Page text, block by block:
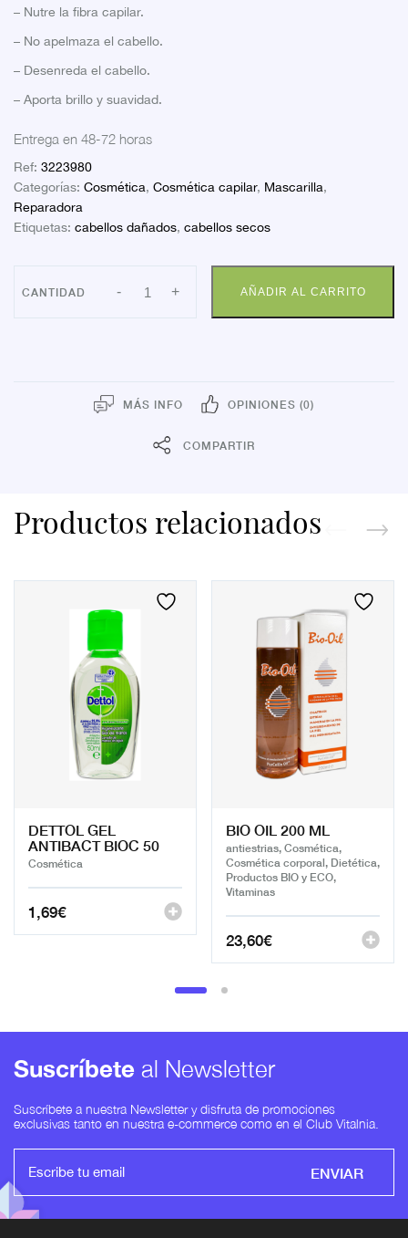
– Nutre la fibra capilar.
– No apelmaza el cabello.
– Desenreda el cabello.
– Aporta brillo y suavidad.
Entrega en 48-72 horas
Ref: 3223980
Categorías: Cosmética, Cosmética capilar, Mascarilla,
Reparadora
Etiquetas: cabellos dañados, cabellos secos
- VICHY
DERCOS
cantidad
+ AÑADIR AL CARRITO
MÁS INFO OPINIONES (0)
COMPARTIR
Productos relacionados
DETTOL GEL
ANTIBACT BIOC 50
Cosmética
1,69€
BIO OIL 200 ML
antiestrias, Cosmética,
Cosmética corporal, Dietética,
Productos BIO y ECO,
Vitaminas
23,60€
Suscríbete al Newsletter
Suscríbete a nuestra Newsletter y disfruta de promociones
exclusivas tanto en nuestra e-commerce como en el Club Vitalnia.
ENVIAR